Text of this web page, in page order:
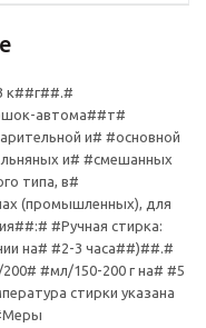
к##г##.#
автома##т#
и# #основной
и# #смешанных
типа, в#
(промышленных), для
#Ручная стирка:
на# #2-3 часа##)##.#
#мл/150-200 г на# #5
стирки указана